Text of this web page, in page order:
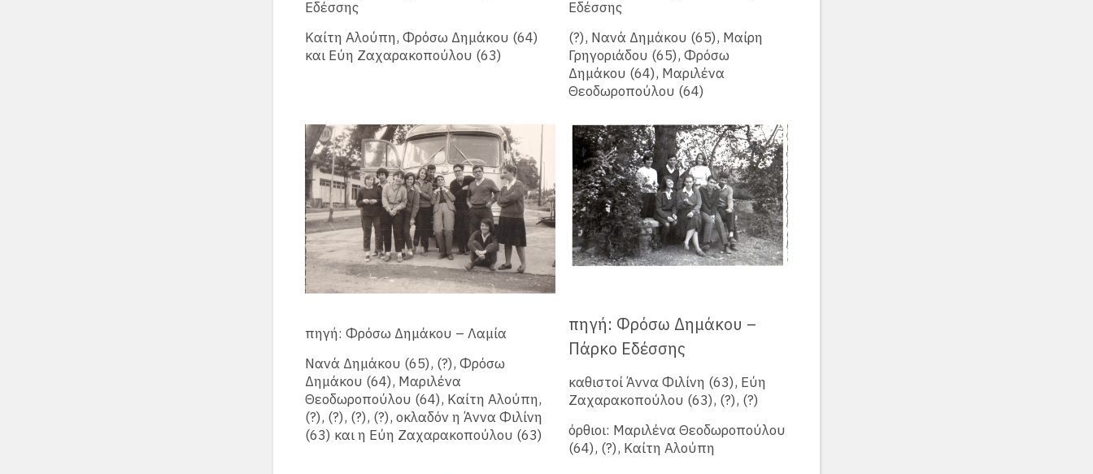
Εδέσσης
Καίτη Αλούπη, Φρόσω Δημάκου (64)
και Εύη Ζαχαρακοπούλου (63)
Εδέσσης
(?), Νανά Δημάκου (65), Μαίρη
Γρηγοριάδου (65), Φρόσω
Δημάκου (64), Μαριλένα
Θεοδωροπούλου (64)
πηγή: Φρόσω Δημάκου – Λαμία
Νανά Δημάκου (65), (?), Φρόσω
Δημάκου (64), Μαριλένα
Θεοδωροπούλου (64), Καίτη Αλούπη,
(?), (?), (?), (?), οκλαδόν η Άννα Φιλίνη
(63) και η Εύη Ζαχαρακοπούλου (63)
πηγή: Φρόσω Δημάκου –
Πάρκο Εδέσσης
καθιστοί Άννα Φιλίνη (63), Εύη
Ζαχαρακοπούλου (63), (?), (?)
όρθιοι: Μαριλένα Θεοδωροπούλου
(64), (?), Καίτη Αλούπη